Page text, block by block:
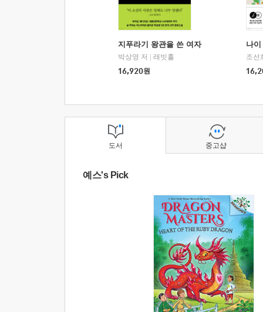
지푸라기 왕관을 쓴 여자
박상영 저
래빗홀
16,920원
나
조선
도서
예스's Pick
중고샵